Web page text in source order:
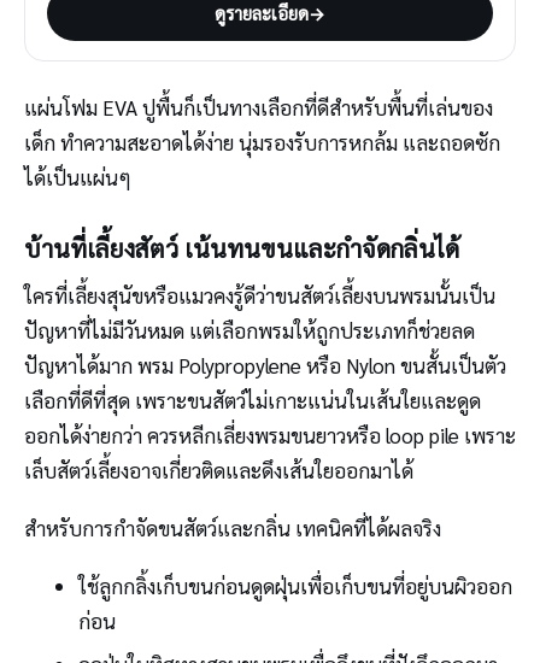
ดูรายละเอียด→
แผ่นโฟม EVA ปูพื้นก็เป็นทางเลือกที่ดีสำหรับพื้นที่เล่นของ
เด็ก ทำความสะอาดได้ง่าย นุ่มรองรับการหกล้ม และถอดซัก
ได้เป็นแผ่นๆ
บ้านที่เลี้ยงสัตว์ เน้นทนขนและกำจัดกลิ่นได้
ใครที่เลี้ยงสุนัขหรือแมวคงรู้ดีว่าขนสัตว์เลี้ยงบนพรมนั้นเป็น
ปัญหาที่ไม่มีวันหมด แต่เลือกพรมให้ถูกประเภทก็ช่วยลด
ปัญหาได้มาก พรม Polypropylene หรือ Nylon ขนสั้นเป็นตัว
เลือกที่ดีที่สุด เพราะขนสัตว์ไม่เกาะแน่นในเส้นใยและดูด
ออกได้ง่ายกว่า ควรหลีกเลี่ยงพรมขนยาวหรือ loop pile เพราะ
เล็บสัตว์เลี้ยงอาจเกี่ยวติดและดึงเส้นใยออกมาได้
สำหรับการกำจัดขนสัตว์และกลิ่น เทคนิคที่ได้ผลจริง
ใช้ลูกกลิ้งเก็บขนก่อนดูดฝุ่นเพื่อเก็บขนที่อยู่บนผิวออก
ก่อน